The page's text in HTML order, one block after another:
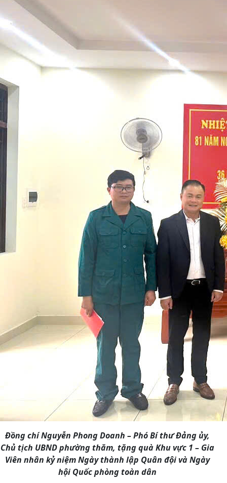
Đồng chí Nguyễn Phong Doanh – Phó Bí thư Đảng ủy,
Chủ tịch UBND phườngthăm, tặng quà Khu vực 1 – Gia
Viên nhân kỷ niệm Ngày thành lập Quân đội và Ngày
hội Quốc phòng toàn dân